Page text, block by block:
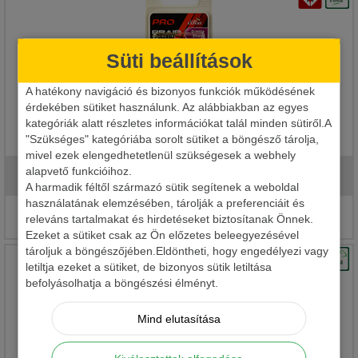
Süti beállítások
A hatékony navigáció és bizonyos funkciók működésének
érdekében sütiket használunk. Az alábbiakban az egyes
kategóriák alatt részletes információkat talál minden sütiről.A
"Szükséges" kategóriába sorolt sütiket a böngésző tárolja,
mivel ezek elengedhetetlenül szükségesek a webhely
alapvető funkcióihoz.
A harmadik féltől származó sütik segítenek a weboldal
használatának elemzésében, tárolják a preferenciáit és
releváns tartalmakat és hirdetéseket biztosítanak Önnek.
Ezeket a sütiket csak az Ön előzetes beleegyezésével
tároljuk a böngészőjében.Eldöntheti, hogy engedélyezi vagy
letiltja ezeket a sütiket, de bizonyos sütik letiltása
befolyásolhatja a böngészési élményt.
Mind elutasítása
CARP EXPERT PRO SUPPLE SHIELD FONOTT BEVONATOS
SÜLLYEDŐ ELŐKEZSINÓR 10M
Részletek